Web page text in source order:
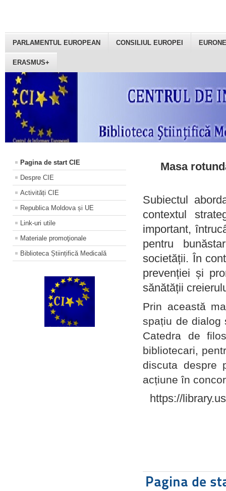
PARLAMENTUL EUROPEAN CONSILIUL EUROPEI
ERASMUS+
Pagina de start CIE
Despre CIE
Activități CIE
Republica Moldova și UE
Link-uri utile
Materiale promoţionale
Biblioteca Științifică Medicală
Masa
Subiectul
contextul
important,
pentru
societății. În
prevenției și
sănătății
Prin această
spațiu de dialog
Catedra de
bibliotecari,
discuta despre
acțiune în
https://
Pagina de